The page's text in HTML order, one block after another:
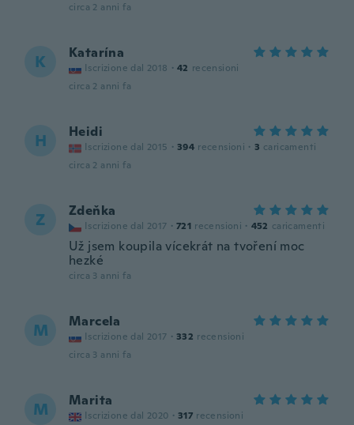
circa 2 anni fa
K Katarína
Iscrizione dal 2018 · 42 recensioni
circa 2 anni fa
H Heidi
Iscrizione dal 2015 · 394 recensioni · 3 caricamenti
circa 2 anni fa
Z Zdeňka
Iscrizione dal 2017 · 721 recensioni · 452 caricamenti
Už jsem koupila vícekrát na tvoření moc
hezké
circa 3 anni fa
M Marcela
Iscrizione dal 2017 · 332 recensioni
circa 3 anni fa
M Marita
Iscrizione dal 2020 · 317 recensioni